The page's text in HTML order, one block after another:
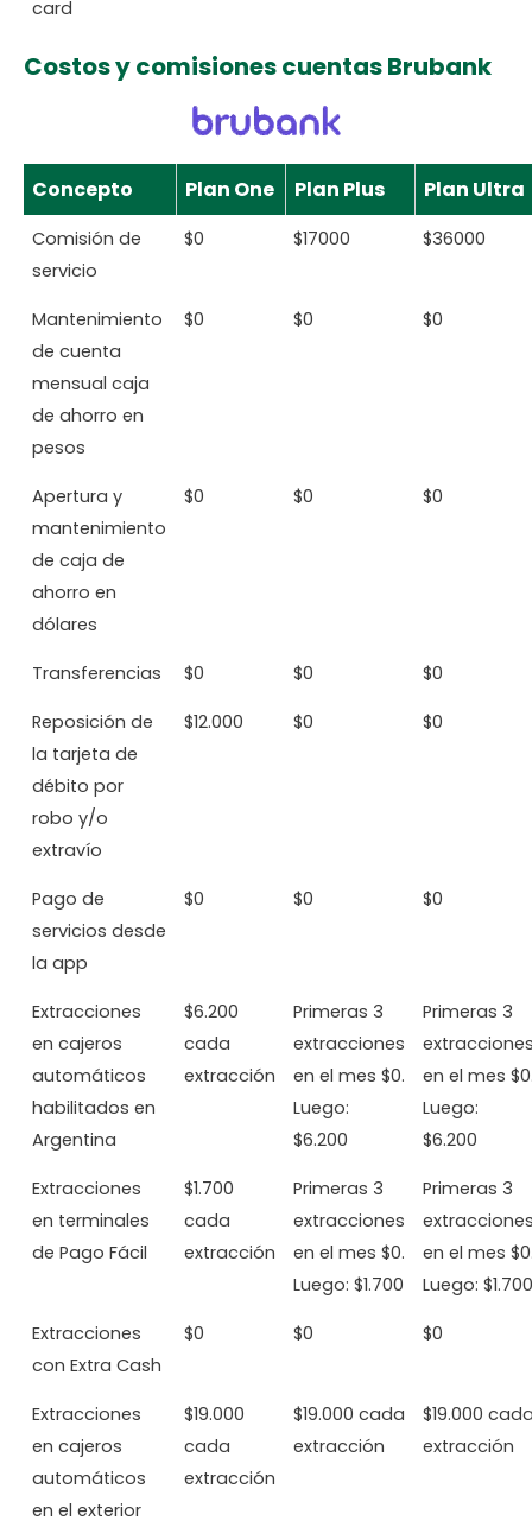
card
Costos y comisiones cuentas Brubank
Concepto Plan One Plan Plus Plan Ultra
Comisión de
servicio
$0 $17000 $36000
Mantenimiento
de cuenta
mensual caja
de ahorro en
pesos
$0 $0 $0
Apertura y
mantenimiento
de caja de
ahorro en
dólares
$0 $0 $0
Transferencias $0 $0 $0
Reposición de
la tarjeta de
débito por
robo y/o
extravío
$12.000 $0 $0
Pago de
servicios desde
la app
$0 $0 $0
Extracciones
en cajeros
automáticos
habilitados en
Argentina
$6.200
cada
extracción
Primeras 3
extracciones
en el mes $0.
Luego:
$6.200
Primeras 3
en el mes
Luego:
$6.200
Extracciones
en terminales
de Pago Fácil
$1.700
cada
extracción
Primeras 3
extracciones
en el mes $0.
Luego: $1.700
Primeras 3
en el mes
Luego:
Extracciones
con Extra Cash
$0 $0 $0
Extracciones
en cajeros
automáticos
en el exterior
$19.000
cada
extracción
$19.000 cada
extracción
$19.000
extracción